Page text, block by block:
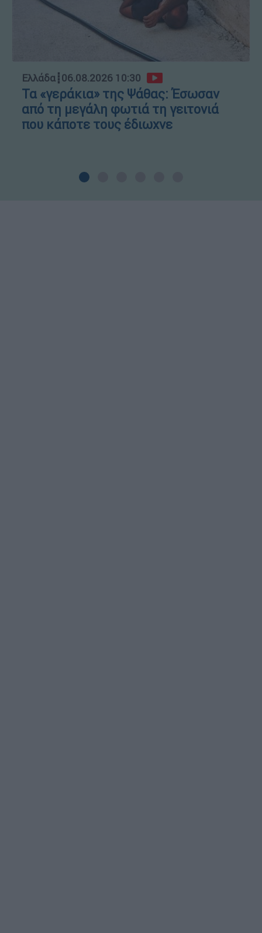
Ελλάδα┋06.08.2026 10:30
Τα «γεράκια» της Ψάθας: Έσωσαν
από τη μεγάλη φωτιά τη γειτονιά
που κάποτε τους έδιωχνε